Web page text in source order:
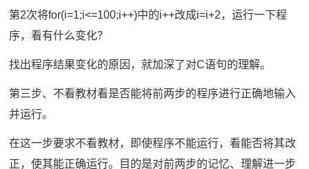
第2次将for(i=1;i<=100;i++)中的i++改成i=i+2，运行一下程
序，看有什么变化？
找出程序结果变化的原因，就加深了对C语句的理解。
第三步、不看教材看是否能将前两步的程序进行正确地输入
并运行。
在这一步要求不看教材，即使程序不能运行，看能否将其改
正，使其能正确运行。目的是对前两步的记忆、理解进一步